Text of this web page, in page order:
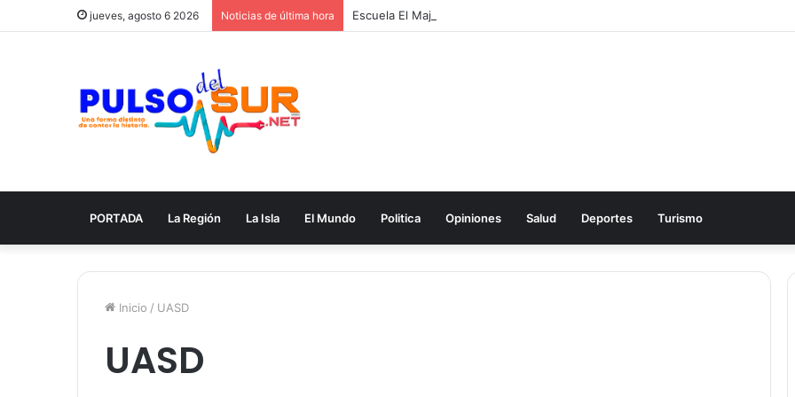
jueves, agosto 6 2026 Noticias de última hora
PORTADA La Región La Isla El Mundo Politica Opiniones Salud Deportes Turismo
Inicio / UASD
UASD